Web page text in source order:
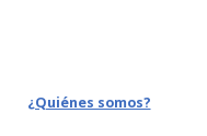
¿Quiénes somos?